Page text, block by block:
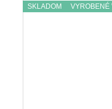
SKLADOM VYROBENÉ